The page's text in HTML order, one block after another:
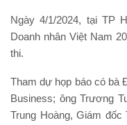
Ngày 4/1/2024, tại TP
Doanh nhân Việt Nam
thi.
Tham dự họp báo có bà
Business; ông Trương
Trung Hoàng, Giám đốc